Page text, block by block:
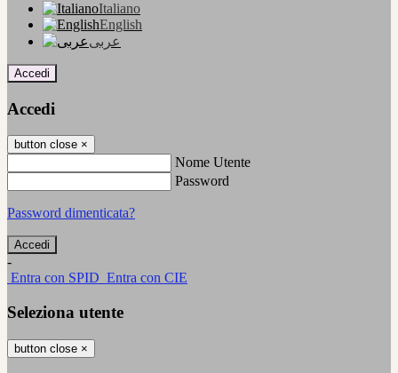
Italiano
English
عربى
Accedi
Accedi
button close ×
Nome Utente
Password
Password dimenticata?
-
Entra con SPID Entra con CIE
Seleziona utente
button close ×